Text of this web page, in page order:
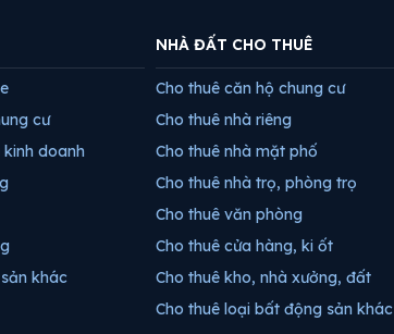
cư
doanh
khác
NHÀ ĐẤT CHO THUÊ
Cho thuê căn hộ chung cư
Cho thuê nhà riêng
Cho thuê nhà mặt phố
Cho thuê nhà trọ, phòng trọ
Cho thuê văn phòng
Cho thuê cửa hàng, ki ốt
Cho thuê kho, nhà xưởng, đất
Cho thuê loại bất động sản khác